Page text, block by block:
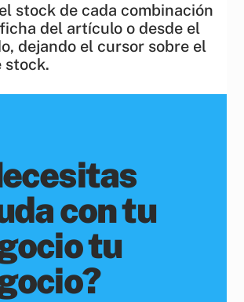
stock de cada combinación
del artículo o desde el
dejando el cursor sobre el
stock.
con tu
tu